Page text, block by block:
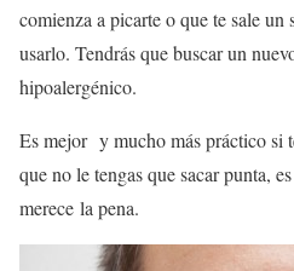
comienza a picarte o que te sale
usarlo. Tendrás que buscar un
hipoalergénico.
Es mejor y mucho más práctico si
que no le tengas que sacar punta,
merece la pena.